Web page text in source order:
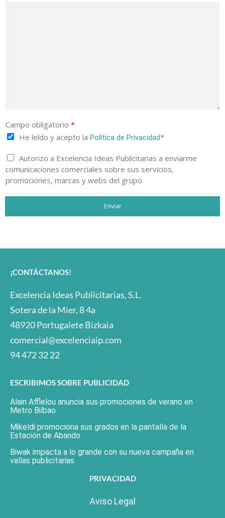
Campo obligatorio *
He leído y acepto la Política de Privacidad*
Autorizo a Excelencia Ideas Publicitarias a enviarme
comunicaciones comerciales sobre sus servicios,
promociones, marcas y webs del grupo
Enviar
¡CONTÁCTANOS!
Excelencia Ideas Publicitarias, S.L.
Sotera de la Mier, 8 4a
48920 Portugalete Bizkaia
comercial@excelenciaip.com
94 472 32 22
ESCRIBIMOS SOBRE PUBLICIDAD
Alain Afflelou anuncia sus promociones de verano en
Metro Bilbao
Mikeldi promociona sus grados en la pantalla de la
Estación de Abando
Biwak impacta a lo grande con su nueva campaña en
vallas publicitarias
PRIVACIDAD
Aviso Legal